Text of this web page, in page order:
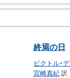
終焉の日
ビクトル・
宮崎真紀訳